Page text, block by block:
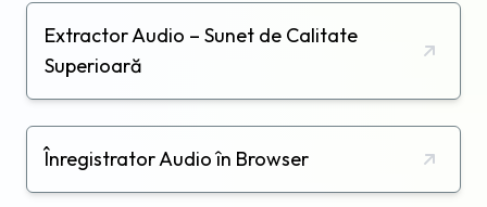
Extractor Audio – Sunet de Calitate
Superioară
Înregistrator Audio în Browser